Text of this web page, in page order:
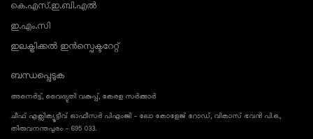
കെ.എസ്.ഇ.ബി.എൽ
ഇ.എം.സി
ഇലക്ട്രിക്കൽ ഇൻസ്പെക്ടറേറ്റ്
ബന്ധപ്പെടുക
അനെർട്ട്, വൈദ്യുതി വകുപ്പ്, കേരള സർക്കാർ
ചീഫ് എക്സിക്യൂട്ടീവ് ഓഫീസർ പിഎംജി - ലോ കോളേജ് റോഡ്, വികാസ് ഭവൻ പി.ഒ.,
തിരുവനന്തപുരം - 695 033.